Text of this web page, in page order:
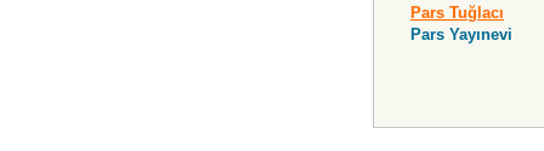
Pars Tuğlacı
Pars Yayınevi